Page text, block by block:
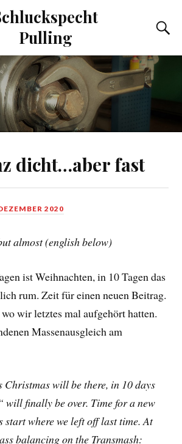
Pulling
dicht…aber fast
2020
almost (english below)
ist Weihnachten, in 10 Tagen das
rum. Zeit für einen neuen Beitrag.
wir letztes mal aufgehört hatten.
Massenausgleich am
will be there, in 10 days
will finally be over. Time for a new
start where we left off last time. At
balancing on the Transmash: